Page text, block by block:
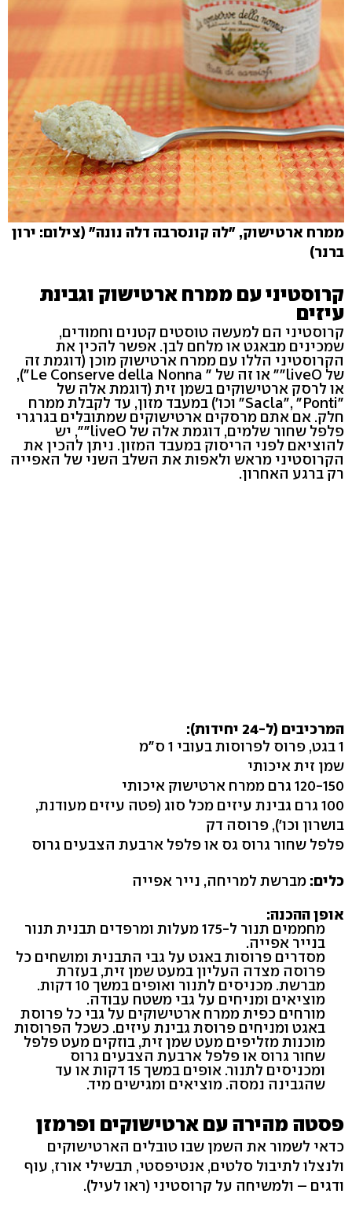
ממרח ארטישוק, "לה קונסרבה דלה נונה" (צילום: ירון
ברנר)
קרוסטיני עם ממרח ארטישוק וגבינת
עיזים
קרוסטיני הם למעשה טוסטים קטנים וחמודים,
שמכינים מבאגט או מלחם לבן. אפשר להכין את
הקרוסטיני הללו עם ממרח ארטישוק מוכן (דוגמת זה
של liveO"" או זה של " Le Conserve della Nonna"),
או לרסק ארטישוקים בשמן זית (דוגמת אלה של
"Sacla", "Ponti" וכו') במעבד מזון, עד לקבלת ממרח
חלק. אם אתם מרסקים ארטישוקים שמתובלים בגרגרי
פלפל שחור שלמים, דוגמת אלה של liveO"", יש
להוציאם לפני הריסוק במעבד המזון. ניתן להכין את
הקרוסטיני מראש ולאפות את השלב השני של האפייה
רק ברגע האחרון.
המרכיבים (ל-24 יחידות):
1 בגט, פרוס לפרוסות בעובי 1 ס"מ
שמן זית איכותי
120-150 גרם ממרח ארטישוק איכותי
100 גרם גבינת עיזים מכל סוג (פטה עיזים מעודנת,
בושרון וכו'), פרוסה דק
פלפל שחור גרוס גס או פלפל ארבעת הצבעים גרוס
כלים: מברשת למריחה, נייר אפייה
אופן ההכנה:
מחממים תנור ל-175 מעלות ומרפדים תבנית תנור
בנייר אפייה.
מסדרים פרוסות באגט על גבי התבנית ומושחים כל
פרוסה מצדה העליון במעט שמן זית, בעזרת
מברשת. מכניסים לתנור ואופים במשך 10 דקות.
מוציאים ומניחים על גבי משטח עבודה.
מורחים כפית ממרח ארטישוקים על גבי כל פרוסת
באגט ומניחים פרוסת גבינת עיזים. כשכל הפרוסות
מוכנות מזליפים מעט שמן זית, בוזקים מעט פלפל
שחור גרוס או פלפל ארבעת הצבעים גרוס
ומכניסים לתנור. אופים במשך 15 דקות או עד
שהגבינה נמסה. מוציאים ומגישים מיד.
פסטה מהירה עם ארטישוקים ופרמזן
כדאי לשמור את השמן שבו טובלים הארטישוקים
ולנצלו לתיבול סלטים, אנטיפסטי, תבשילי אורז, עוף
ודגים – ולמשיחה על קרוסטיני (ראו לעיל).